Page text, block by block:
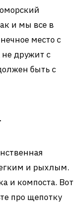
и мы все в
место с
дружит с
быть с
и рыхлым.
и компоста. Вот
про щепотку